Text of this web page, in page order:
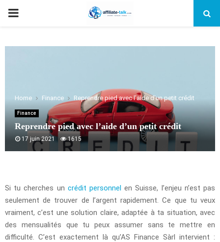
PRIMARY
Home Finance Reprendre pied avec l’aide d’un petit crédit
Finance
Reprendre pied avec l’aide d’un petit crédit
17 juin 2021 1615
Si tu cherches un crédit personnel en Suisse, l’enjeu n’est pas
seulement de trouver de l’argent rapidement. Ce que tu veux
vraiment, c’est une solution claire, adaptée à ta situation, avec
des mensualités que tu peux assumer sans te mettre en
difficulté. C’est exactement là qu’AS Finance Sàrl intervient :